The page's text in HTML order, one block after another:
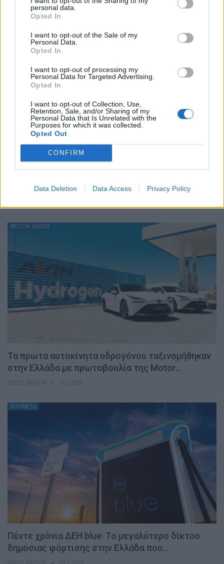
personal data.
Opted In
I want to opt-out of the Sale of my
Personal Data.
Opted In
I want to opt-out of processing my
Personal Data for Targeted Advertising.
Opted In
I want to opt-out of Collection, Use,
Retention, Sale, and/or Sharing of my
Personal Data that Is Unrelated with the
Purposes for which it was collected.
Opted Out
CONFIRM
Data Deletion Data Access Privacy Policy
MOTOR GREEN
MOTOR GREEN
παρόχων ενέργειας
MOTOR GREEN
Τα πρώτα αυτοκίνητα υδρογόνου ταξινομήθηκαν
στην Ελλάδα με πρωτοβουλία της Motor…
BUSINESS
Πέντε χρόνια ΔΕΗ blue: Το μεγαλύτερο δίκτυο
δημόσιας φόρτισης στην Ελλάδα που…